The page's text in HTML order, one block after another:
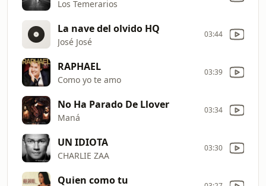
Los Temerarios
La nave del olvido HQ
José José
03:44
RAPHAEL
Como yo te amo
03:39
No Ha Parado De Llover
Maná
03:34
UN IDIOTA
CHARLIE ZAA
03:30
Quien como tu